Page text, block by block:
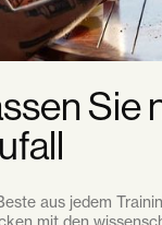
Sie
aus jedem